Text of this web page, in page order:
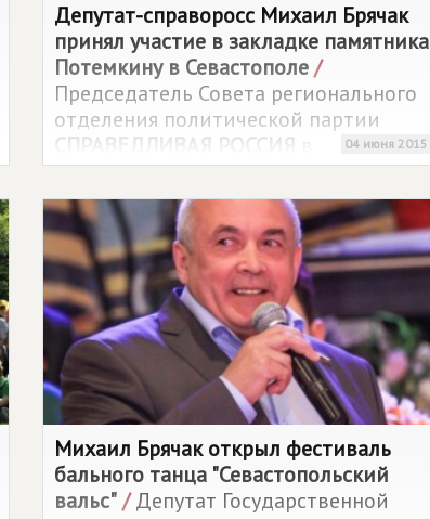
Депутат-справоросс Михаил Брячак
принял участие в закладке памятника
Потемкину в Севастополе/
Председатель Совета регионального
отделения политической партии
СПРАВЕДЛИВАЯ РОССИЯ
Севастополе Михаил Брячак принял
участие в церемонии открытия
закладного камня памятника
светлейшему князю Григорию
Потемкину-Таврическому.
04 июня 2015
Михаил Брячак открыл фестиваль
бального танца "Севастопольский
вальс"/Депутат Государственной